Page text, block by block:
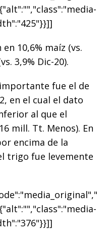
10,6% maíz (vs.
3,9% Dic-20).
fue el de
en el cual el dato
al que el
mill. Tt. Menos). En
encima de la
trigo fue levemente